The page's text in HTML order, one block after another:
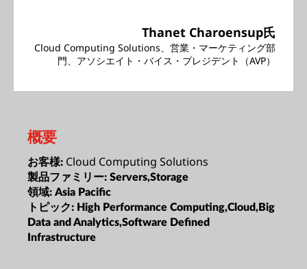
Thanet Charoensup氏
Cloud Computing Solutions、営業・マーケティング部
門、アソシエイト・バイス・プレジデント（AVP）
概要
お客様: Cloud Computing Solutions
製品ファミリー: Servers,Storage
領域: Asia Pacific
トピック: High Performance Computing,Cloud,Big
Data and Analytics,Software Defined
Infrastructure